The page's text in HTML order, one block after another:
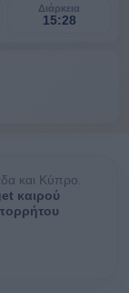
Διάρκεια
15:28
και Κύπρο.
καιρού